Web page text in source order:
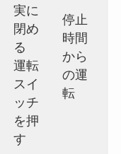
実に
閉め
る
運転
スイ
ッチ
を押
す
停止
時間
から
の運
転